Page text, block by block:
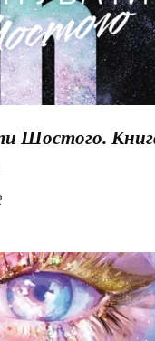
Шостого.